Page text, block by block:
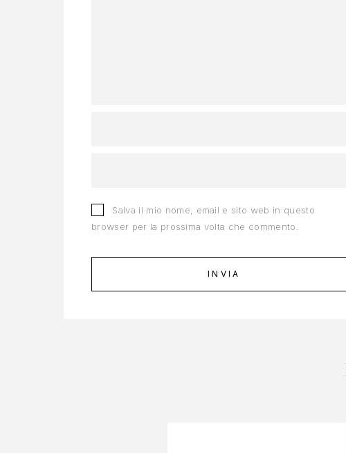
Salva il mio nome, email e sito web in questo
browser per la prossima volta che commento.